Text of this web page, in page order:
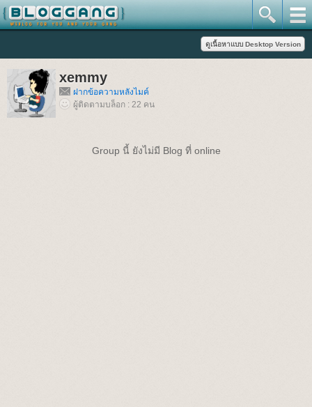
xemmy
ฝากข้อความหลังไมค์
ผู้ติดตามบล็อก : 22 คน
Group นี้ ยังไม่มี Blog ที่ online